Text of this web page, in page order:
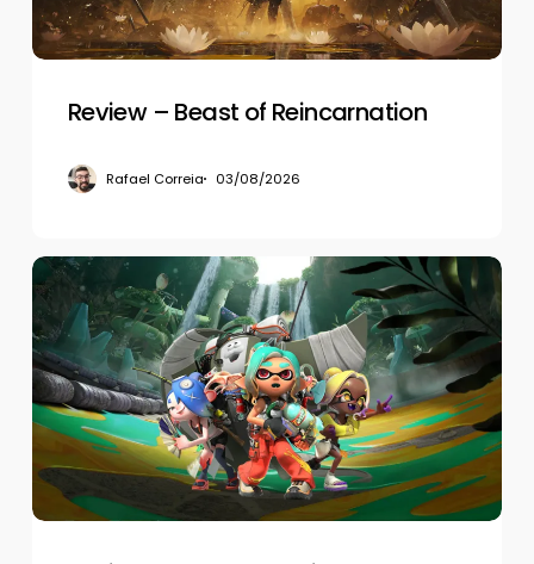
Review – Beast of Reincarnation
Rafael Correia 03/08/2026
Review
–
Splatoon
Raiders